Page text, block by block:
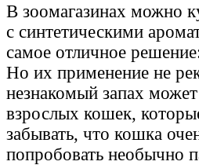
В зоомагазинах можно
с синтетическими
самое отличное
Но их применение не
незнакомый запах
взрослых кошек,
забывать, что кошка
попробовать необычно